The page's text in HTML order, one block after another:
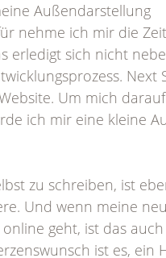
Außendarstellung
nehme ich mir die
erledigt sich nicht
Next
Um mich
ich mir eine kleine
zu schreiben, ist
Und wenn meine
online geht, ist das
ist es, ein